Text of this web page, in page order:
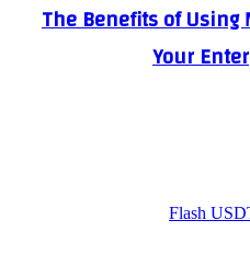
The Benefits of
Your
Flash